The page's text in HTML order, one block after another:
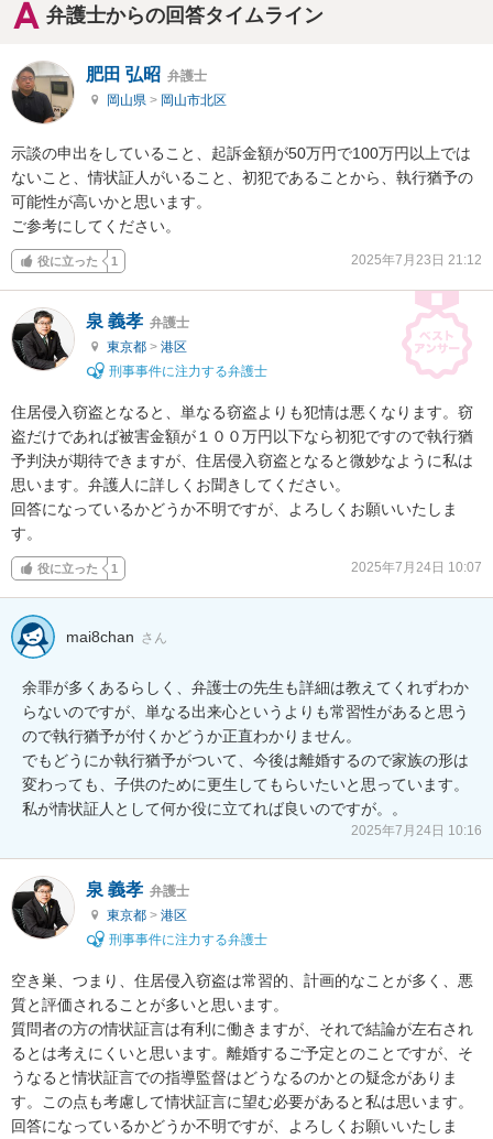
弁護士からの回答タイムライン
肥田 弘昭 弁護士
岡山県 > 岡山市北区
示談の申出をしていること、起訴金額が50万円で100万円以上では
ないこと、情状証人がいること、初犯であることから、執行猶予の
可能性が高いかと思います。
ご参考にしてください。
役に立った 1 2025年7月23日 21:12
泉 義孝 弁護士
東京都 > 港区
刑事事件に注力する弁護士
住居侵入窃盗となると、単なる窃盗よりも犯情は悪くなります。窃
盗だけであれば被害金額が１００万円以下なら初犯ですので執行猶
予判決が期待できますが、住居侵入窃盗となると微妙なように私は
思います。弁護人に詳しくお聞きしてください。
回答になっているかどうか不明ですが、よろしくお願いいたしま
す。
役に立った 1 2025年7月24日 10:07
mai8chan さん
余罪が多くあるらしく、弁護士の先生も詳細は教えてくれずわか
らないのですが、単なる出来心というよりも常習性があると思う
ので執行猶予が付くかどうか正直わかりません。
でもどうにか執行猶予がついて、今後は離婚するので家族の形は
変わっても、子供のために更生してもらいたいと思っています。
私が情状証人として何か役に立てれば良いのですが。。
2025年7月24日 10:16
泉 義孝 弁護士
東京都 > 港区
刑事事件に注力する弁護士
空き巣、つまり、住居侵入窃盗は常習的、計画的なことが多く、悪
質と評価されることが多いと思います。
質問者の方の情状証言は有利に働きますが、それで結論が左右され
るとは考えにくいと思います。離婚するご予定とのことですが、そ
うなると情状証言での指導監督はどうなるのかとの疑念がありま
す。この点も考慮して情状証言に望む必要があると私は思います。
回答になっているかどうか不明ですが、よろしくお願いいたしま